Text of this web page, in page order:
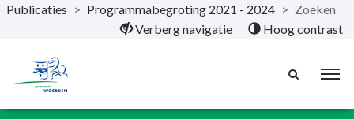
Naar hoofdinhoud
Publicaties > Programmabegroting 2021 - 2024 > Zoeken
Verberg navigatie
Hoog contrast